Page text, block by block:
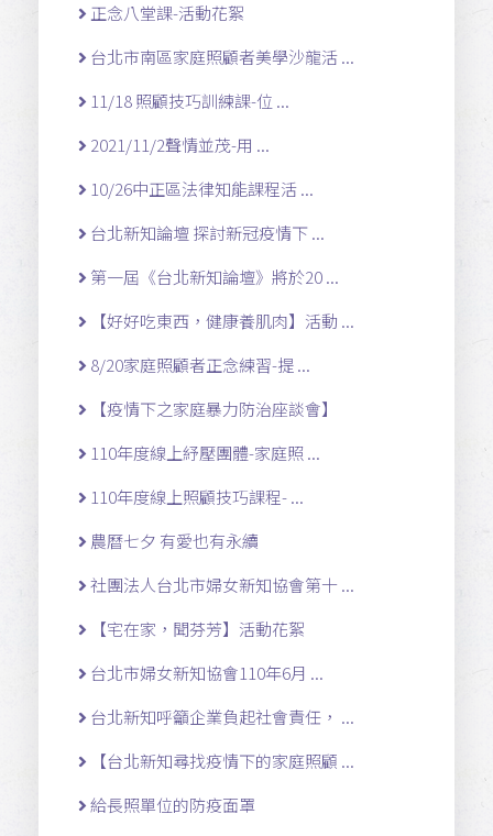
正念八堂課-活動花絮
台北市南區家庭照顧者美學沙龍活 ...
11/18 照顧技巧訓練課-位 ...
2021/11/2聲情並茂-用 ...
10/26中正區法律知能課程活 ...
台北新知論壇 探討新冠疫情下 ...
第一屆《台北新知論壇》將於20 ...
【好好吃東西，健康養肌肉】活動 ...
8/20家庭照顧者正念練習-提 ...
【疫情下之家庭暴力防治座談會】
110年度線上紓壓團體-家庭照 ...
110年度線上照顧技巧課程- ...
農曆七夕 有愛也有永續
社團法人台北市婦女新知協會第十 ...
【宅在家，聞芬芳】活動花絮
台北市婦女新知協會110年6月 ...
台北新知呼籲企業負起社會責任， ...
【台北新知尋找疫情下的家庭照顧 ...
給長照單位的防疫面罩